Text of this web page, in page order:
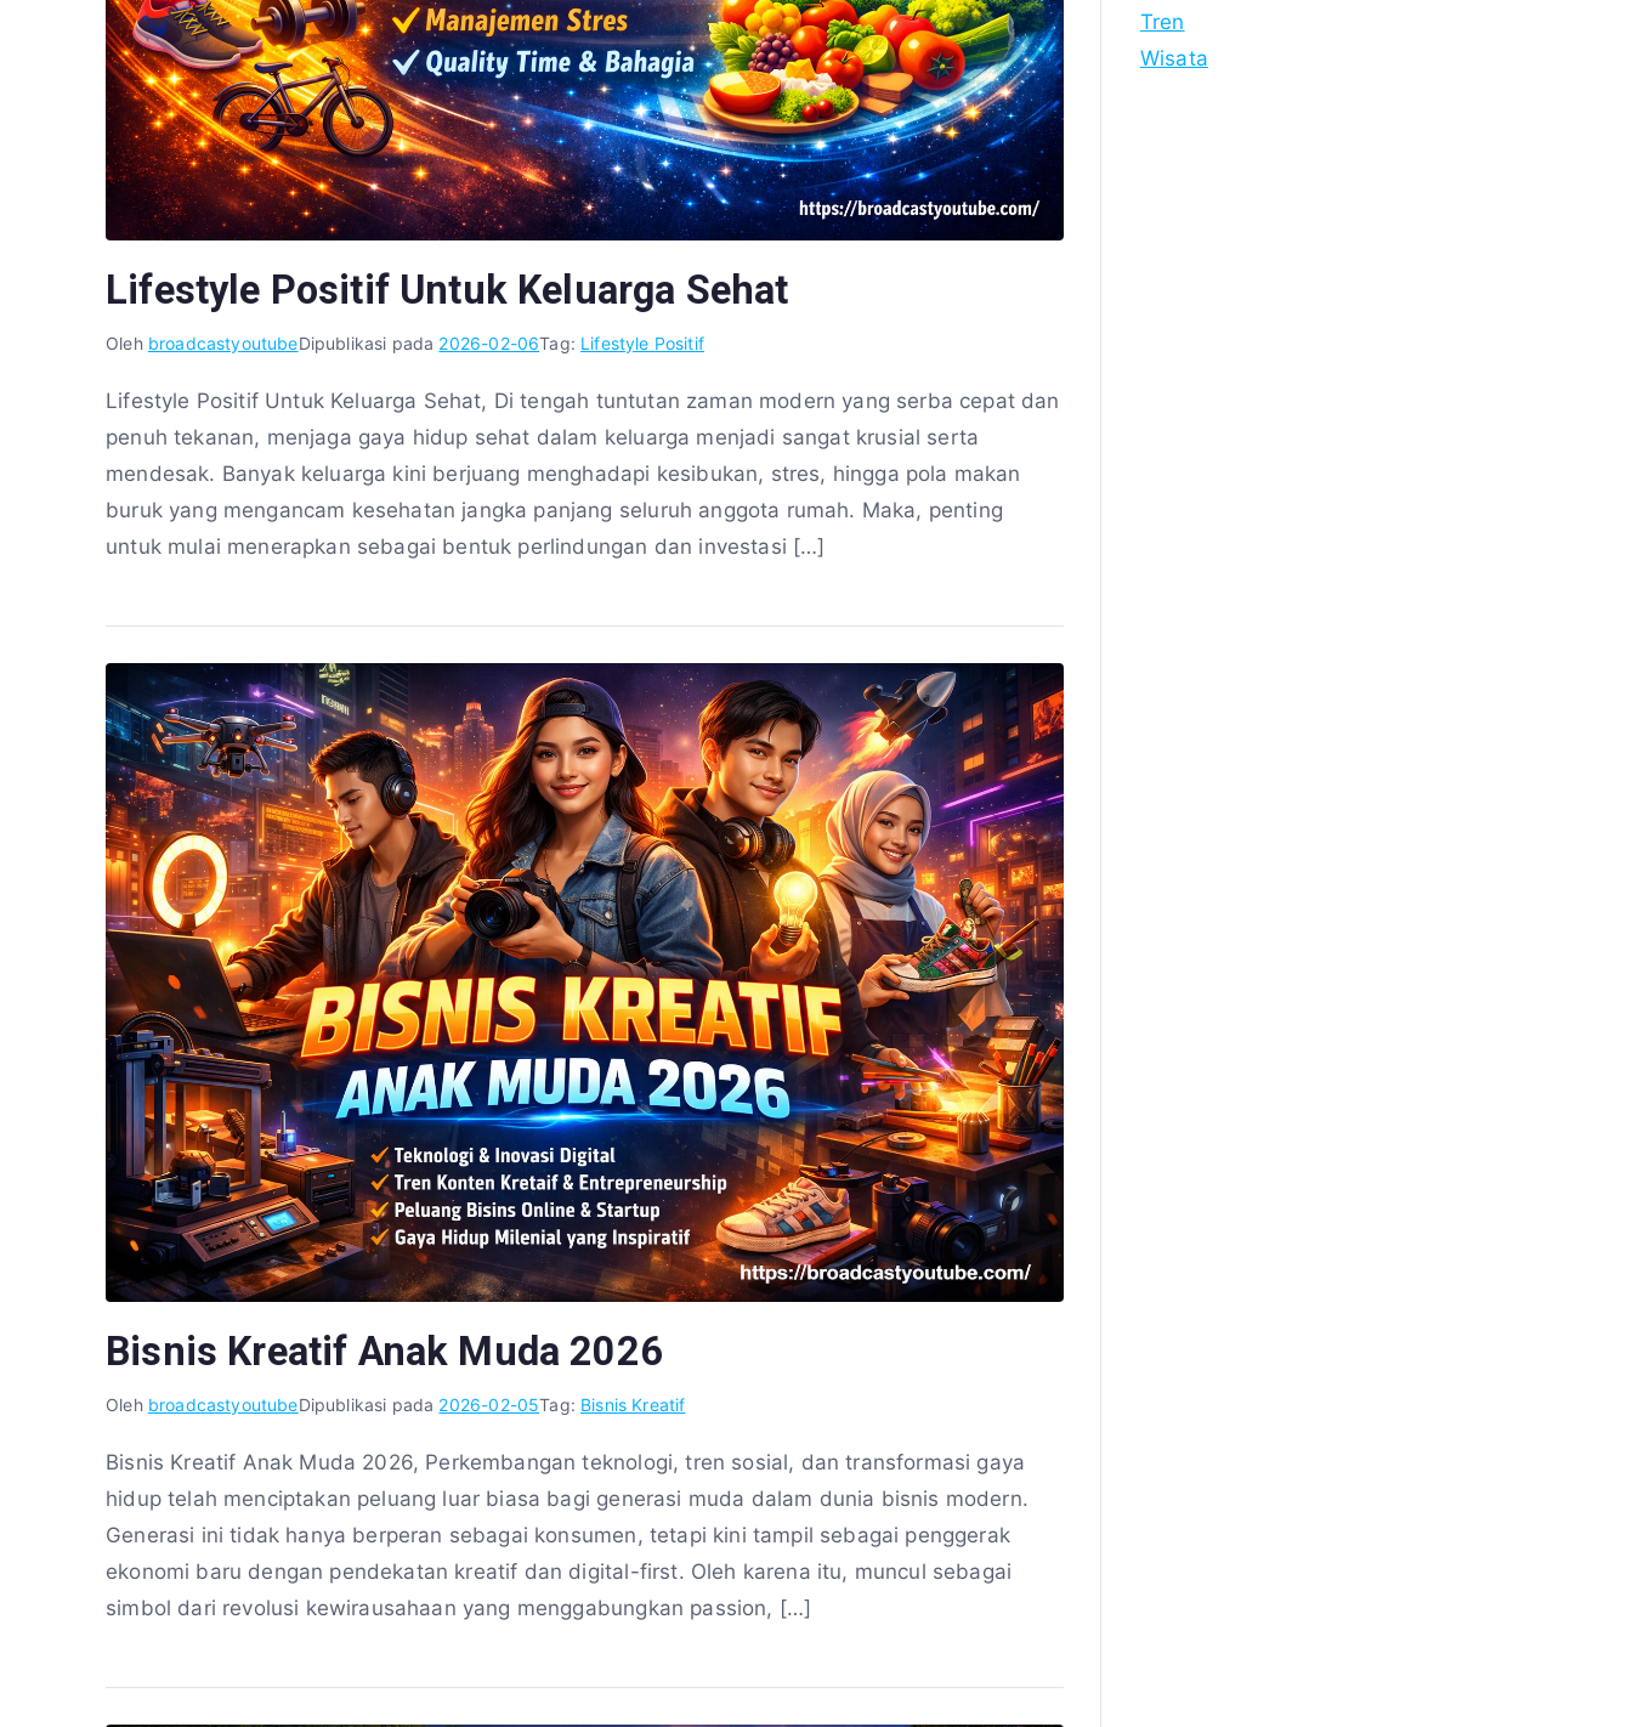
Lifestyle Positif Untuk Keluarga Sehat
Oleh broadcastyoutubeDipublikasi pada 2026-02-06Tag: Lifestyle Positif
Lifestyle Positif Untuk Keluarga Sehat, Di tengah tuntutan zaman modern yang serba cepat dan
penuh tekanan, menjaga gaya hidup sehat dalam keluarga menjadi sangat krusial serta
mendesak. Banyak keluarga kini berjuang menghadapi kesibukan, stres, hingga pola makan
buruk yang mengancam kesehatan jangka panjang seluruh anggota rumah. Maka, penting
untuk mulai menerapkan sebagai bentuk perlindungan dan investasi […]
Bisnis Kreatif Anak Muda 2026
Oleh broadcastyoutubeDipublikasi pada 2026-02-05Tag: Bisnis Kreatif
Bisnis Kreatif Anak Muda 2026, Perkembangan teknologi, tren sosial, dan transformasi gaya
hidup telah menciptakan peluang luar biasa bagi generasi muda dalam dunia bisnis modern.
Generasi ini tidak hanya berperan sebagai konsumen, tetapi kini tampil sebagai penggerak
ekonomi baru dengan pendekatan kreatif dan digital-first. Oleh karena itu, muncul sebagai
simbol dari revolusi kewirausahaan yang menggabungkan passion, […]
Tren
Wisata